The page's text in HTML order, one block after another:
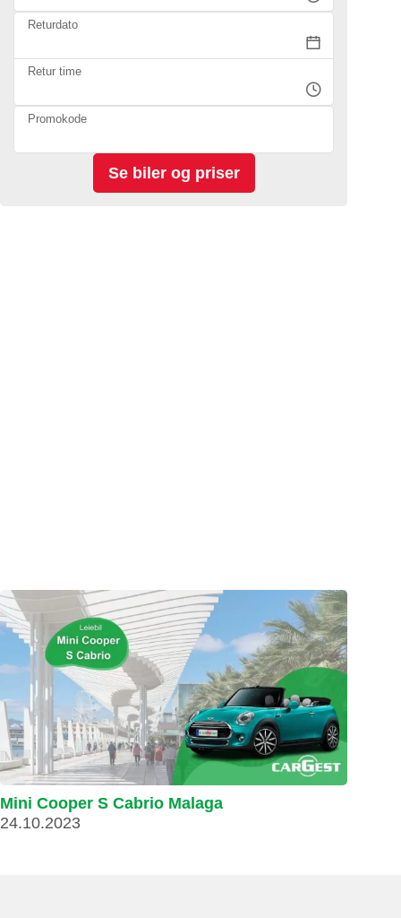
Returdato
Retur time
Promokode
Mini Cooper S Cabrio Malaga
24.10.2023